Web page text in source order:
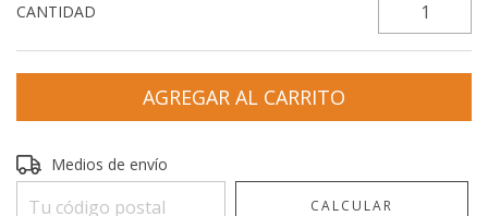
CANTIDAD
Entregas para el CP:
Medios de envío
CALCULAR